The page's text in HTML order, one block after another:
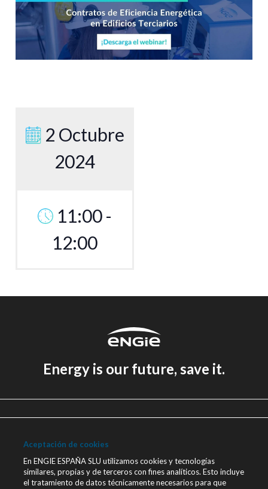
2 Octubre
2024
11:00 -
12:00
Energy is our future, save it.
Aviso legal
Política de Privacidad
Política de cookies
Canal Ético
Aceptación de cookies
En ENGIE ESPAÑA SLU utilizamos cookies y tecnologías
similares, propias y de terceros con fines analíticos. Esto incluye
el tratamiento de datos técnicamente necesarios para que